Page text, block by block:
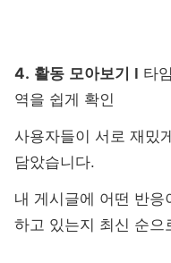
4. 활동 모아보기 l 타
역을 쉽게 확인
사용자들이 서로 재밌
담았습니다.
내 게시글에 어떤 반
하고 있는지 최신 순으